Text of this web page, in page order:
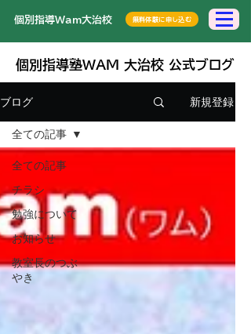
​個別指導Wam大治校 無料体験に申し込む
個別指導塾WAM 大治校 公式ブログ
ブログ 新規登録
全ての記事
チラシ
勉強について
お知らせ
教室長のつぶ
やき
全ての記事